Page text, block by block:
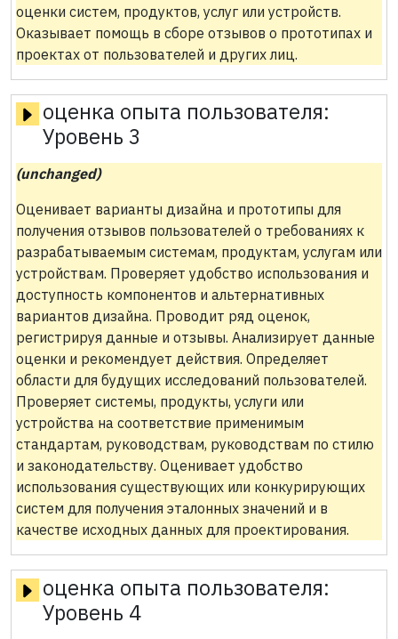
оценки систем, продуктов, услуг или устройств.
Оказывает помощь в сборе отзывов о прототипах и
проектах от пользователей и других лиц.
оценка опыта пользователя:
Уровень 3
(unchanged)
Оценивает варианты дизайна и прототипы для
получения отзывов пользователей о требованиях к
разрабатываемым системам, продуктам, услугам или
устройствам. Проверяет удобство использования и
доступность компонентов и альтернативных
вариантов дизайна. Проводит ряд оценок,
регистрируя данные и отзывы. Анализирует данные
оценки и рекомендует действия. Определяет
области для будущих исследований пользователей.
Проверяет системы, продукты, услуги или
устройства на соответствие применимым
стандартам, руководствам, руководствам по стилю
и законодательству. Оценивает удобство
использования существующих или конкурирующих
систем для получения эталонных значений и в
качестве исходных данных для проектирования.
оценка опыта пользователя:
Уровень 4